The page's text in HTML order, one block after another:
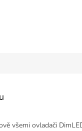
všemi ovladači